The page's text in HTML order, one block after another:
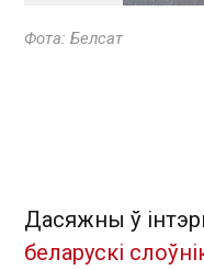
Фота: Белсат
Дасяжны ў
беларускі